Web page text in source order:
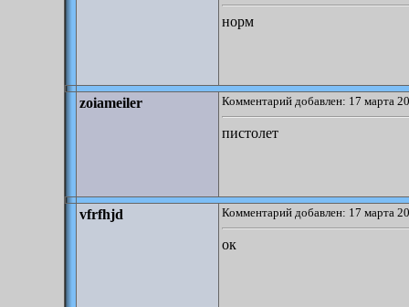
норм
zoiameiler Комментарий добавлен: 17 марта
пистолет
vfrfhjd Комментарий добавлен: 17 марта
ок